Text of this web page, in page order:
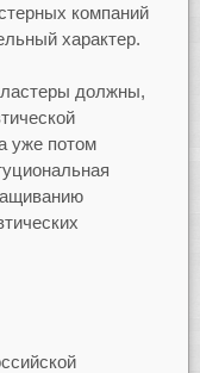
компаний
характер.
должны,
уже потом